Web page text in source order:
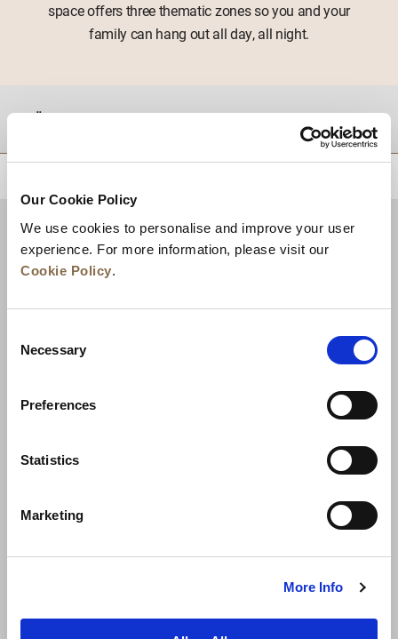
Our Cookie Policy
We use cookies to personalise and improve your user
experience. For more information, please visit our
Cookie Policy.
Selection
Necessary
Preferences
Statistics
Marketing
More Info
space offers three thematic zones so you and your
family can hang out all day, all night.
موقع
شروط الاستخدام